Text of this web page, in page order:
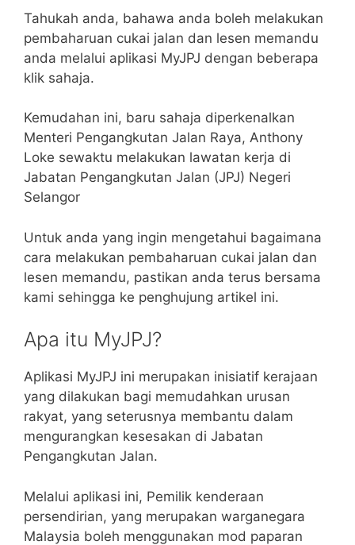
Tahukah anda, bahawa anda boleh melakukan
pembaharuan cukai jalan dan lesen memandu
anda melalui aplikasi MyJPJ dengan beberapa
klik sahaja.
Kemudahan ini, baru sahaja diperkenalkan
Menteri Pengangkutan Jalan Raya, Anthony
Loke sewaktu melakukan lawatan kerja di
Jabatan Pengangkutan Jalan (JPJ) Negeri
Selangor
Untuk anda yang ingin mengetahui bagaimana
cara melakukan pembaharuan cukai jalan dan
lesen memandu, pastikan anda terus bersama
kami sehingga ke penghujung artikel ini.
Apa itu MyJPJ?
Aplikasi MyJPJ ini merupakan inisiatif kerajaan
yang dilakukan bagi memudahkan urusan
rakyat, yang seterusnya membantu dalam
mengurangkan kesesakan di Jabatan
Pengangkutan Jalan.
Melalui aplikasi ini, Pemilik kenderaan
persendirian, yang merupakan warganegara
Malaysia boleh menggunakan mod paparan